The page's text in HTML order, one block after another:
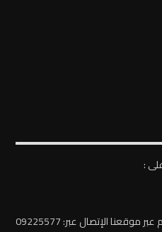
:
موقعنا الإتصال عبر: 09225577